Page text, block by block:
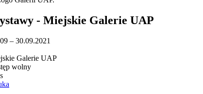
- Miejskie Galerie UAP
– 30.09.2021
Galerie UAP
wolny